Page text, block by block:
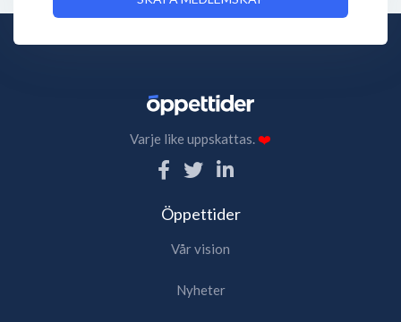
Varje like uppskattas.❤️
Öppettider
Vår vision
Nyheter